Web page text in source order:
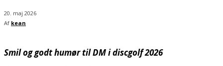
20. maj 2026
Af kean
Smil og godt humør til DM i discgolf 2026